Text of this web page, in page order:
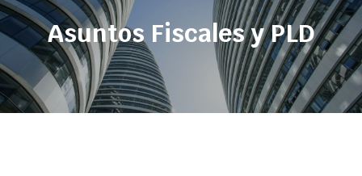
Asuntos Fiscales y PLD